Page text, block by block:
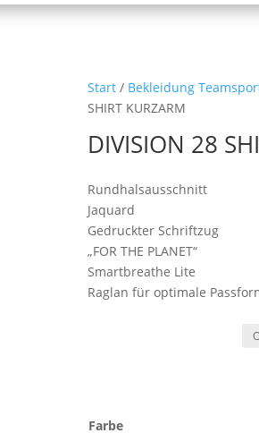
Start / Bekleidung
SHIRT KURZARM
DIVISION 28
Rundhalsausschnitt
Jaquard
Gedruckter Schriftzug
„FOR THE PLANET“
Smartbreathe Lite
Raglan für optimale
Farbe